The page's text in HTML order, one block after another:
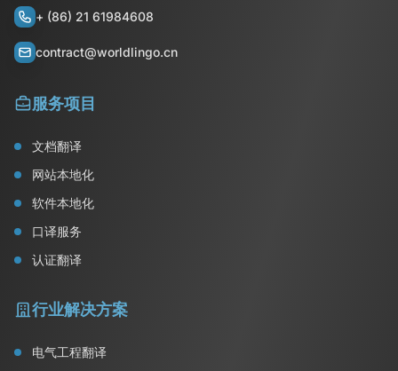
+ (86) 21 61984608
contract@worldlingo.cn
服务项目
文档翻译
网站本地化
软件本地化
口译服务
认证翻译
行业解决方案
电气工程翻译